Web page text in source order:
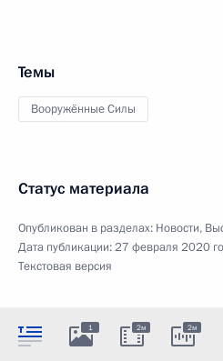
Темы
Вооружённые Силы
Статус материала
Опубликован в разделах: Новости,
Дата публикации:27 февраля 2020
Текстовая версия
1 2м 2м